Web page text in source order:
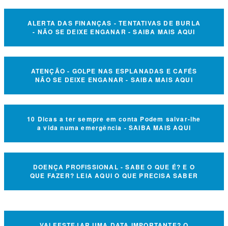
ALERTA DAS FINANÇAS - TENTATIVAS DE BURLA
- NÃO SE DEIXE ENGANAR - SAIBA MAIS AQUI
ATENÇÃO - GOLPE NAS ESPLANADAS E CAFÉS
NÃO SE DEIXE ENGANAR - SAIBA MAIS AQUI
10 Dicas a ter sempre em conta Podem salvar-lhe
a vida numa emergência - SAIBA MAIS AQUI
DOENÇA PROFISSIONAL - SABE O QUE É? E O
QUE FAZER? LEIA AQUI O QUE PRECISA SABER